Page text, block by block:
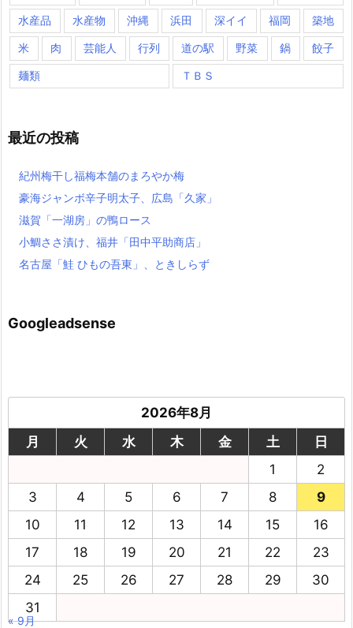
水産品 水産物 沖縄 浜田 深イイ 福岡 築地
米 肉 芸能人 行列 道の駅 野菜 鍋 餃子
麺類 ＴＢＳ
最近の投稿
紀州梅干し福梅本舗のまろやか梅
豪海ジャンボ辛子明太子、広島「久家」
滋賀「一湖房」の鴨ロース
小鯛ささ漬け、福井「田中平助商店」
名古屋「鮭 ひもの吾東」、ときしらず
Googleadsense
2026年8月
月
火 水 木 金 土
日
1
2
3
4 5 6 7 8
9
10
11 12 13 14 15
16
17
18 19 20 21 22
23
24
25 26 27 28 29
30
31
« 9月